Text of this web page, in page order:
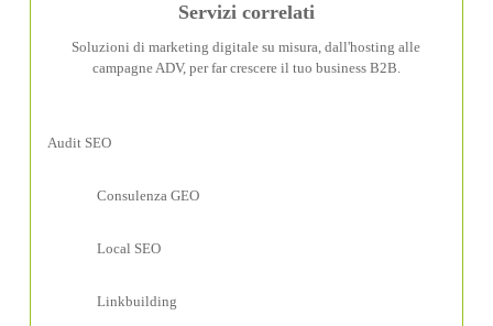
Servizi correlati
Soluzioni di marketing digitale su misura, dall'hosting alle
campagne ADV, per far crescere il tuo business B2B.
Audit SEO
Consulenza GEO
Local SEO
Linkbuilding